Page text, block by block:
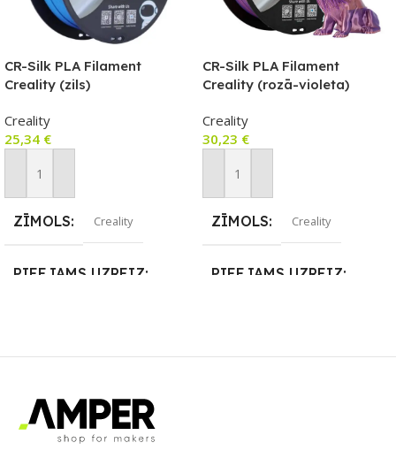
CR-Silk PLA Filament
Creality (zils)
Creality
25,34 €
Pievienot Grozam
ZĪMOLS Creality
PIEEJAMS UZREIZ
CR-Silk PLA Filament
Creality (rozā-violeta)
Creality
30,23 €
Pievienot Grozam
ZĪMOLS Creality
PIEEJAMS UZREIZ